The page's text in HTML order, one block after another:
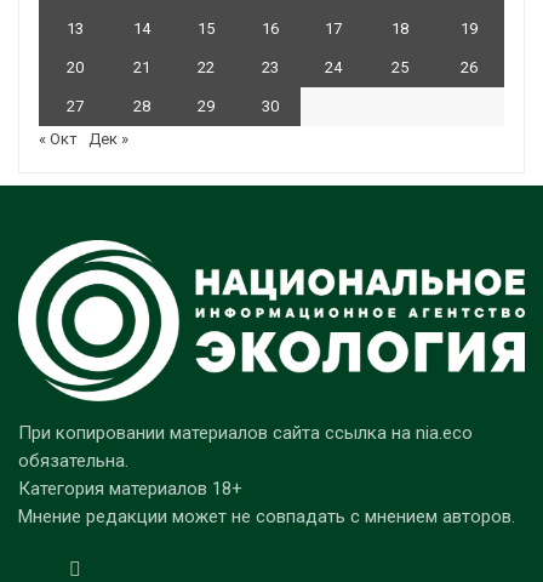
13 14 15 16 17 18 19
20 21 22 23 24 25 26
27 28 29
30
« Окт
Дек »
При копировании материалов сайта ссылка на nia.eco
обязательна.
Категория материалов 18+
Мнение редакции может не совпадать с мнением авторов.